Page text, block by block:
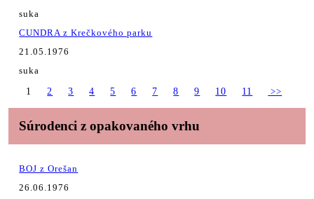
suka
CUNDRA z Krečkového parku
21.05.1976
suka
1
2 3 4 5 6 7 8 9 10 11 >>
Súrodenci z opakovaného vrhu
BOJ z Orešan
26.06.1976